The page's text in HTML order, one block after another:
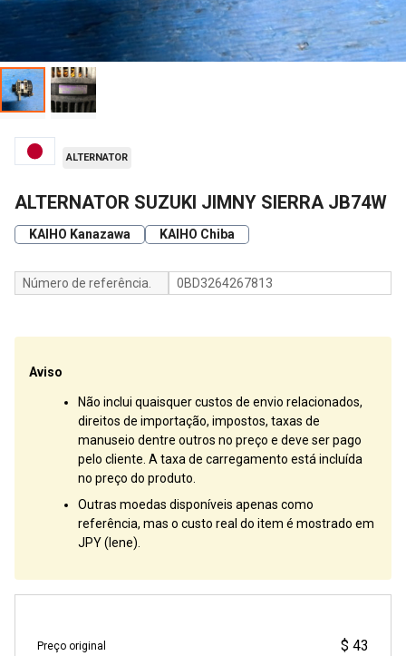
ALTERNATOR
ALTERNATOR SUZUKI JIMNY SIERRA JB74W
KAIHO Kanazawa KAIHO Chiba
Número de referência. 0BD3264267813
Aviso
Não inclui quaisquer custos de envio relacionados,
direitos de importação, impostos, taxas de
manuseio dentre outros no preço e deve ser pago
pelo cliente. A taxa de carregamento está incluída
no preço do produto.
Outras moedas disponíveis apenas como
referência, mas o custo real do item é mostrado em
JPY (Iene).
Preço original $ 43